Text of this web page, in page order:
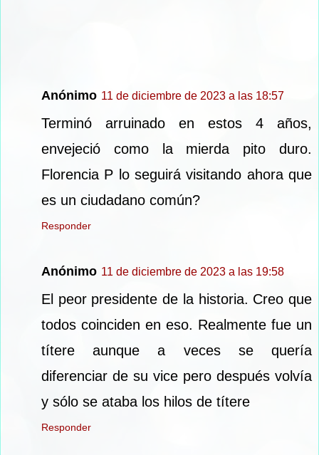
Anónimo 11 de diciembre de 2023 a las 18:57
Terminó arruinado en estos 4 años,
envejeció como la mierda pito duro.
Florencia P lo seguirá visitando ahora que
es un ciudadano común?
Responder
Anónimo 11 de diciembre de 2023 a las 19:58
El peor presidente de la historia. Creo que
todos coinciden en eso. Realmente fue un
títere aunque a veces se quería
diferenciar de su vice pero después volvía
y sólo se ataba los hilos de títere
Responder